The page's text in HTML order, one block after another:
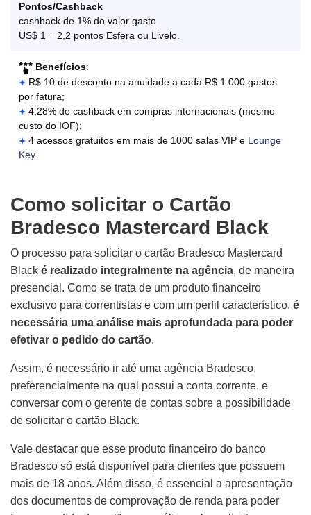
Pontos/Cashback
cashback de 1% do valor gasto
US$ 1 = 2,2 pontos Esfera ou Livelo.
Benefícios:
R$ 10 de desconto na anuidade a cada R$ 1.000 gastos
por fatura;
4,28% de cashback em compras internacionais (mesmo
custo do IOF);
4 acessos gratuitos em mais de 1000 salas VIP e Lounge
Key.
Como solicitar o Cartão
Bradesco Mastercard Black
O processo para solicitar o cartão Bradesco Mastercard
Black é realizado integralmente na agência, de maneira
presencial. Como se trata de um produto financeiro
exclusivo para correntistas e com um perfil característico, é
necessária uma análise mais aprofundada para poder
efetivar o pedido do cartão.
Assim, é necessário ir até uma agência Bradesco,
preferencialmente na qual possui a conta corrente, e
conversar com o gerente de contas sobre a possibilidade
de solicitar o cartão Black.
Vale destacar que esse produto financeiro do banco
Bradesco só está disponível para clientes que possuem
mais de 18 anos. Além disso, é essencial a apresentação
dos documentos de comprovação de renda para poder